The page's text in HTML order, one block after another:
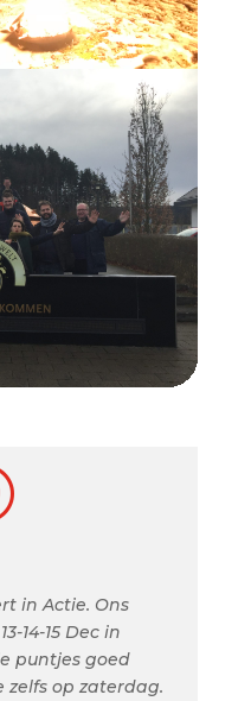
in Actie. Ons
14-15 Dec in
puntjes goed
zelfs op zaterdag.